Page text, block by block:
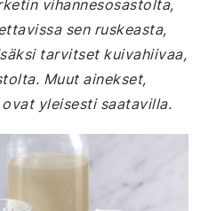
vihannesosastolta,
sen ruskeasta,
tarvitset kuivahiivaa,
Muut ainekset,
yleisesti saatavilla.